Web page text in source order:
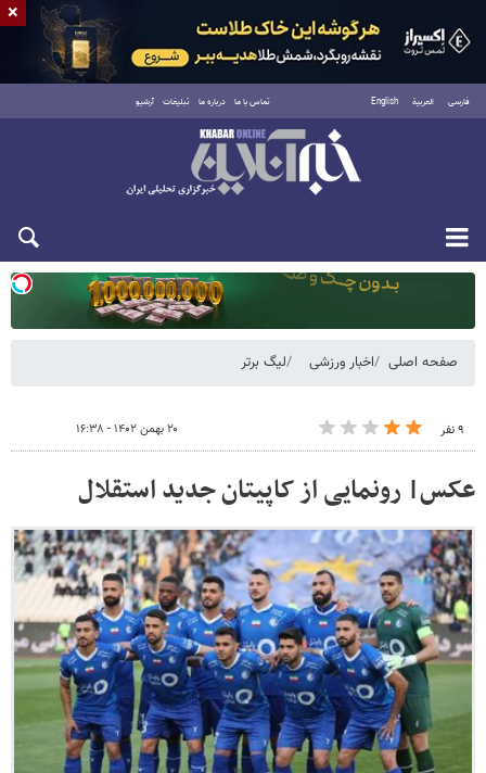
فارسی العربية English تماس با ما درباره ما تبلیغات آرشیو
یکشنبه ۱۸ مرداد ۱۴۰۵
صفحه اصلی اخبار ورزشی لیگ برتر
۹ نفر ۲۰ بهمن ۱۴۰۲ - ۱۶:۳۸
عکس| رونمایی از کاپیتان جدید استقلال
×